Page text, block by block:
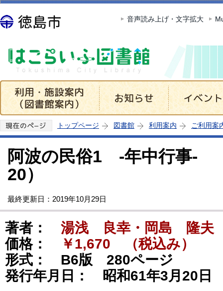
この
音声読み上げ・文字拡大
トップページ 図書館 利用案内 ご利用案
阿波の民俗1 -年中行事-
20）
最終更新日：2019年10月29日
著者： 湯浅 良幸・岡島 隆夫
価格：
￥1,670 （税込み）
形式： B6版 280ページ
発行年月日： 昭和61年3月20日